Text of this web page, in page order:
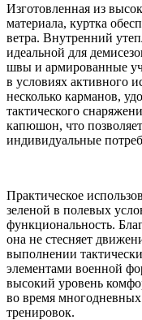
Изготовленная из
материала, куртка
ветра. Внутренний
идеальной для
швы и армированные
в условиях активного
несколько карманов,
тактического
капюшон, что
индивидуальные
Практическое
зеленой в полевых
функциональность.
она не стесняет
выполнении
элементами военной
высокий уровень
во время
тренировок.